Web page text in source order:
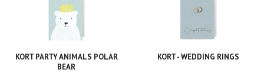
KORT PARTY ANIMALS POLAR
BEAR
KORT - WEDDING RINGS